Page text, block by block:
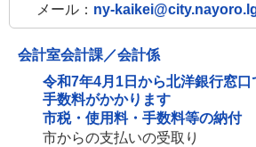
メール： ny-
会計室会計課／会計係
令和7年4月1日から北洋銀行窓口
手数料がかかります
市税・使用料・手数料等の納付
市からの支払いの受取り